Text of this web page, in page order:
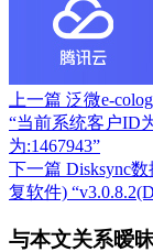
上一篇 泛微e-
“当前系统客户ID
为:1467943”
下一篇 Disksync
复软件)
与本文关系暧